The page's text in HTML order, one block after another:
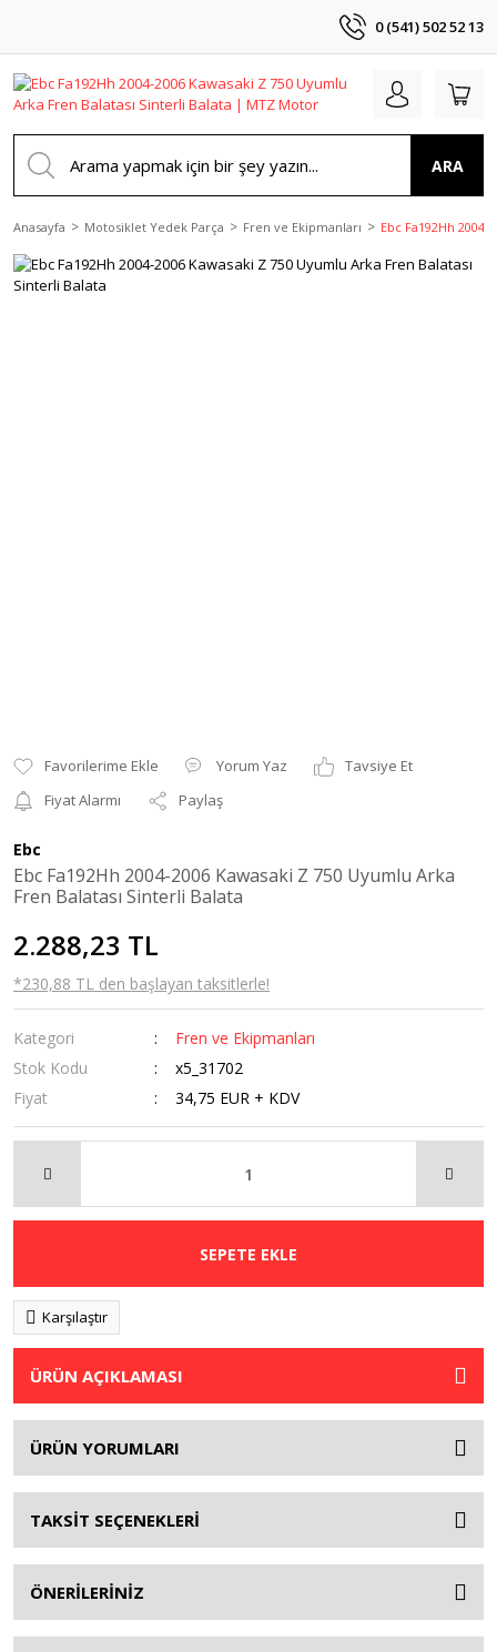
0 (541) 502 52 13
ARA
Anasayfa Motosiklet Yedek Parça Fren ve Ekipmanları Ebc Fa192Hh
Yorum Yaz
Tavsiye Et
Fiyat Alarmı
Paylaş
Ebc
Ebc Fa192Hh 2004-2006 Kawasaki Z 750 Uyumlu Arka
Fren Balatası Sinterli Balata
2.288,23 TL
*230,88 TL den başlayan taksitlerle!
Kategori
Fren ve Ekipmanları
Stok Kodu
x5_31702
Fiyat
34,75 EUR + KDV
SEPETE EKLE
Karşılaştır
ÜRÜN AÇIKLAMASI
ÜRÜN YORUMLARI
TAKSİT SEÇENEKLERİ
ÖNERİLERİNİZ